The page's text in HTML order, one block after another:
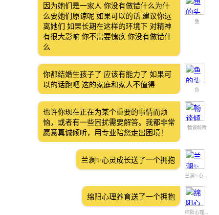
鱼
因为她们是一家人 你没有做错什么为什
么要她们原谅呢 如果可以的话 建议你远
离她们 如果长期在这样的环境下 对精神
有很大影响 你不需要愧疚 你没有做错什
么
鱼
你都结婚生孩子了 应该有能力了 如果可
以的话跑吧 这的家庭和家人不值得
畅谈倾听
也许你现在正在为某个重要的事情而烦
恼，或者有一些困扰需要解答。我都非常
愿意真诚倾听，用专业陪您走出困境！
兰澜✨心灵成长
兰澜✨心灵成长送了一个拥抱
绵阳心理养育
绵阳心理养育送了一个拥抱